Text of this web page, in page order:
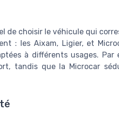
de choisir le véhicule qui
: les Aixam, Ligier, et
à différents usages. Par
tandis que la Microcar